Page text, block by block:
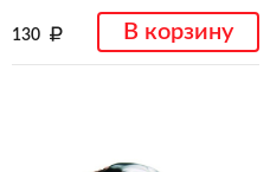
130 В корзину